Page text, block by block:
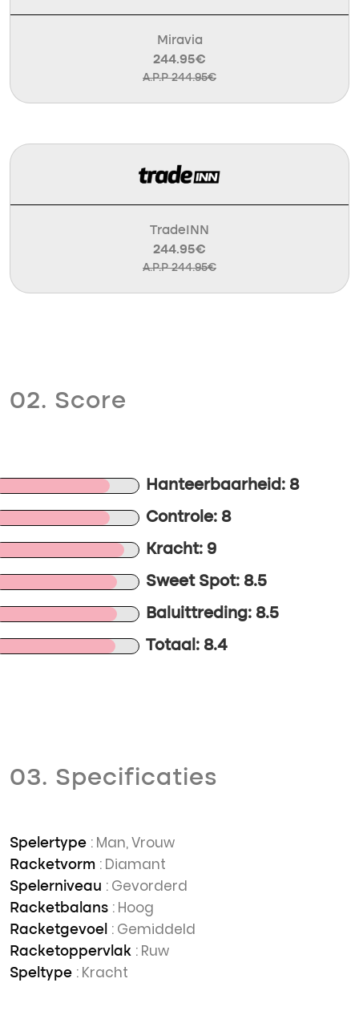
Miravia
244.95€
A.P.P 244.95€
TradeINN
244.95€
A.P.P 244.95€
02. Score
Hanteerbaarheid: 8
Controle: 8
Kracht: 9
Sweet Spot: 8.5
Baluittreding: 8.5
Totaal: 8.4
03. Specificaties
Spelertype : Man, Vrouw
Racketvorm : Diamant
Spelerniveau : Gevorderd
Racketbalans : Hoog
Racketgevoel : Gemiddeld
Racketoppervlak : Ruw
Speltype : Kracht